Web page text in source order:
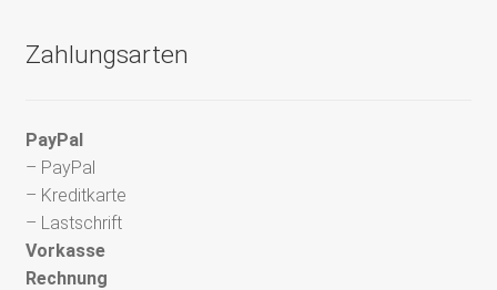
Zahlungsarten
PayPal
– PayPal
– Kreditkarte
– Lastschrift
Vorkasse
Rechnung